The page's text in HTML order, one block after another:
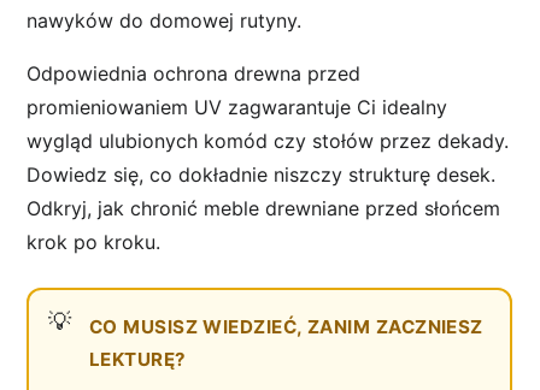
nawyków do domowej rutyny.
Odpowiednia ochrona drewna przed
promieniowaniem UV zagwarantuje Ci idealny
wygląd ulubionych komód czy stołów przez dekady.
Dowiedz się, co dokładnie niszczy strukturę desek.
Odkryj, jak chronić meble drewniane przed słońcem
krok po kroku.
CO MUSISZ WIEDZIEĆ, ZANIM ZACZNIESZ
LEKTURĘ?